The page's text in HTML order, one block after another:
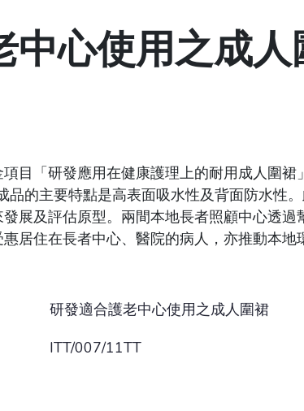
中心使用之成人
目「研發應用在健康護理上的耐用成人圍
的主要特點是高表面吸水性及背面防水性
展及評估原型。兩間本地長者照顧中心透
居住在長者中心、醫院的病人，亦推動本地
研發適合護老中心使用之成人圍裙
ITT/007/11TT